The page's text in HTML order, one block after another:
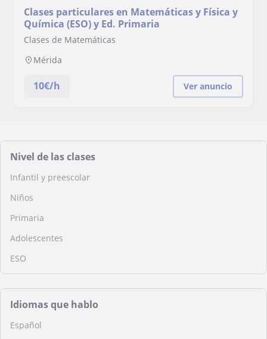
Clases particulares en Matemáticas y Física y
Química (ESO) y Ed. Primaria
Clases de Matemáticas
Mérida
10€/h Ver anuncio
Nivel de las clases
Infantil y preescolar
Niños
Primaria
Adolescentes
ESO
Idiomas que hablo
Español